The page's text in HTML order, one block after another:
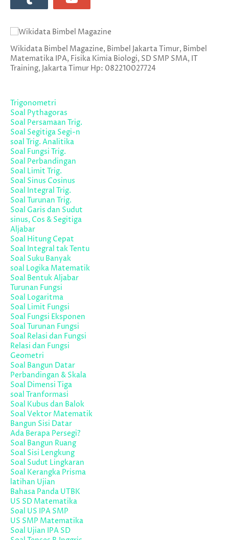
Wikidata Bimbel Magazine, Bimbel Jakarta Timur, Bimbel
Matematika IPA, Fisika Kimia Biologi, SD SMP SMA, IT
Training, Jakarta Timur Hp: 082210027724
Trigonometri
Soal Pythagoras
Soal Persamaan Trig.
Soal Segitiga Segi-n
soal Trig. Analitika
Soal Fungsi Trig.
Soal Perbandingan
Soal Limit Trig.
Soal Sinus Cosinus
Soal Integral Trig.
Soal Turunan Trig.
Soal Garis dan Sudut
sinus, Cos & Segitiga
Aljabar
Soal Hitung Cepat
Soal Integral tak Tentu
Soal Suku Banyak
soal Logika Matematik
Soal Bentuk Aljabar
Turunan Fungsi
Soal Logaritma
Soal Limit Fungsi
Soal Fungsi Eksponen
Soal Turunan Fungsi
Soal Relasi dan Fungsi
Relasi dan Fungsi
Geometri
Soal Bangun Datar
Perbandingan & Skala
Soal Dimensi Tiga
soal Tranformasi
Soal Kubus dan Balok
Soal Vektor Matematik
Bangun Sisi Datar
Ada Berapa Persegi?
Soal Bangun Ruang
Soal Sisi Lengkung
Soal Sudut Lingkaran
Soal Kerangka Prisma
latihan Ujian
Bahasa Panda UTBK
US SD Matematika
Soal US IPA SMP
US SMP Matematika
Soal Ujian IPA SD